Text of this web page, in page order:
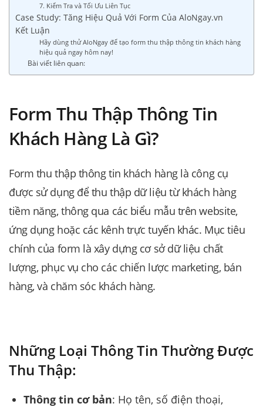
7. Kiểm Tra và Tối Ưu Liên Tục
Case Study: Tăng Hiệu Quả Với Form Của AloNgay.vn
Kết Luận
Hãy dùng thử AloNgay để tạo form thu thập thông tin khách hàng
hiệu quả ngay hôm nay!
Bài viết liên quan:
Form Thu Thập Thông Tin
Khách Hàng Là Gì?
Form thu thập thông tin khách hàng là công cụ
được sử dụng để thu thập dữ liệu từ khách hàng
tiềm năng, thông qua các biểu mẫu trên website,
ứng dụng hoặc các kênh trực tuyến khác. Mục tiêu
chính của form là xây dựng cơ sở dữ liệu chất
lượng, phục vụ cho các chiến lược marketing, bán
hàng, và chăm sóc khách hàng.
Những Loại Thông Tin Thường Được
Thu Thập:
Thông tin cơ bản: Họ tên, số điện thoại,